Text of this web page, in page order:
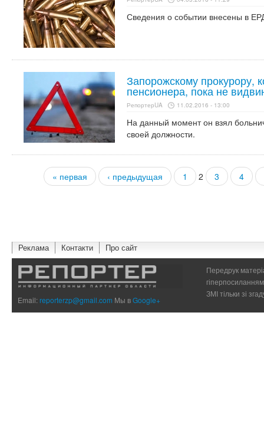
Сведения о событии внесены в
Запорожскому прокурору,
пенсионера, пока не
РепортерUA 11.02.2016 - 13:00
На данный момент он взял
своей должности.
Страницы
« первая ‹ предыдущая 1 2 3 4
Реклама Контакти Про сайт
Email:reporterzp@gmail.com Мы вGoogle+
Передрук
ЗМІ тільки зі